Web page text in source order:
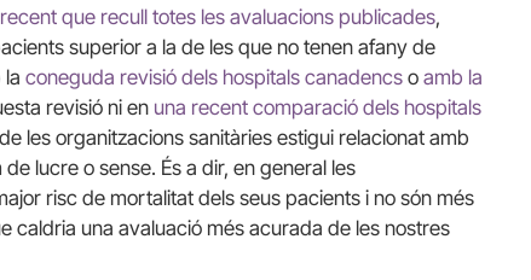
que recull totes les avaluacions publicades,
superior a la de les que no tenen afany de
la coneguda revisió dels hospitals canadencs o amb la
revisió ni en una recent comparació dels hospitals
les organitzacions sanitàries estigui relacionat amb
lucre o sense. És a dir, en general les
risc de mortalitat dels seus pacients i no són més
caldria una avaluació més acurada de les nostres